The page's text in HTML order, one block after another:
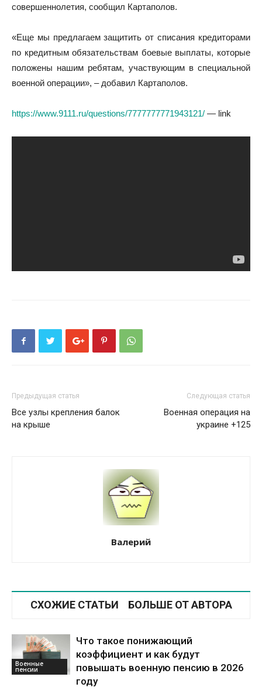
совершеннолетия, сообщил Картаполов.
«Еще мы предлагаем защитить от списания кредиторами
по кредитным обязательствам боевые выплаты, которые
положены нашим ребятам, участвующим в специальной
военной операции», – добавил Картаполов.
https://www.9111.ru/questions/7777777771943121/ — link
Предыдущая статья
Все узлы крепления балок
на крыше
Следующая статья
Военная операция на
украине +125
Валерий
СХОЖИЕ СТАТЬИ БОЛЬШЕ ОТ АВТОРА
Военные
пенсии
Что такое понижающий
коэффициент и как будут
повышать военную пенсию в 2026
году